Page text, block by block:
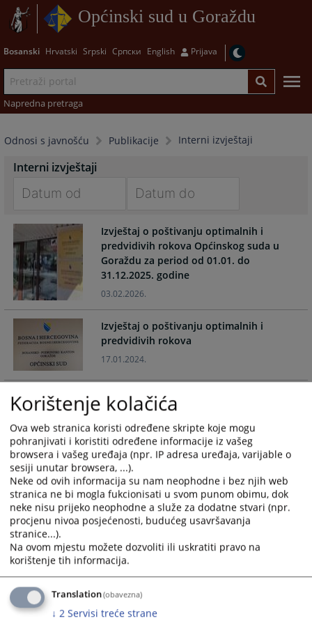
Općinski sud u Goraždu
Bosanski Hrvatski Srpski Српски English Prijava
Napredna pretraga
Odnosi s javnošću Publikacije Interni izvještaji
Interni izvještaji
forward
to
interact
with
the
calendar
select
date.
Press
the
question
mark
key
to
get
the
keyboard
shortcuts
for
changing
dates.
forward
to
interact
with
the
calendar
and
select
a
Press
the
question
mark
key
to
get
the
keyboard
shortcuts
changing
dates.
Izvještaj o poštivanju optimalnih i
predvidivih rokova Općinskog suda u
Goraždu za period od 01.01. do
31.12.2025. godine
03.02.2026.
Izvještaj o poštivanju optimalnih i
predvidivih rokova
17.01.2024.
Narativni izvještaj o radu suda za 2022.
godinu
30.01.2023.
Izvještaj o poštivanju optimalnih i
predvidivih rokova
16.01.2023.
predvidivih rokova
26.02.2022.
Izvjestaj o radu Općinskog suda u
Goraždu za 2012. godinu
Korištenje kolačića
Ova web stranica koristi određene skripte koje mogu
pohranjivati i koristiti određene informacije iz vašeg
browsera i vašeg uređaja (npr. IP adresa uređaja, varijable o
sesiji unutar browsera, ...).
Neke od ovih informacija su nam neophodne i bez njih web
stranica ne bi mogla fukcionisati u svom punom obimu, dok
neke nisu prijeko neophodne a služe za dodatne stvari (npr.
procjenu nivoa posjećenosti, budućeg usavršavanja
stranice...).
Na ovom mjestu možete dozvoliti ili uskratiti pravo na
korištenje tih informacija.
Translation(obavezna)
↓ 2 Servisi treće strane